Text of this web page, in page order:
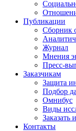
Публикации
Сборник
Журнал
Мнения
Пресс-
Заказчикам
Защита
Подбор
Омнибус
Виды
Заказать
Контакты